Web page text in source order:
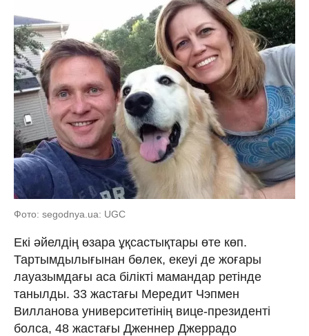
Фото: segodnya.ua: UGC
Екі әйелдің өзара ұқсастықтары өте көп.
Тартымдылығынан бөлек, екеуі де жоғары
лауазымдағы аса білікті мамандар ретінде
танылды. 33 жастағы Мередит Чэпмен
Вилланова университетінің вице-президенті
болса, 48 жастағы Дженнер Джеррадо